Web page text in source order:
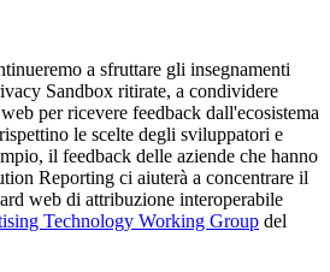
a sfruttare gli insegnamenti
Sandbox ritirate, a condividere
per ricevere feedback dall'ecosistema
le scelte degli sviluppatori e
il feedback delle aziende che hanno
Reporting ci aiuterà a concentrare il
web di attribuzione interoperabile
Technology Working Group del